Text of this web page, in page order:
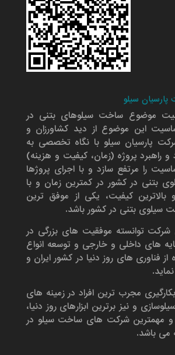
سیلو
موضوع ساخت سیلوهای بتنی در
این موضوع از دید کشاورزان و
شرکت پارسیان سیلو با نگاه تخصصی به
و راهبرد پروژه (زمان، کیفیت و هزینه)
را مرتفع سازد و با اجرای پروژها
بتنی در کشور در کمترین زمان و با
بالاترین کیفیت، یکی از موفق ترین
بتنی در کشور باشد.
شرکت توانسته موفقیت های بزرگی در
های داخلی و خارجی و توسعه انواع
از فناوری های روز دنیا در کشور ایران و
مجرب ترین افراد در زمینه های
و نیز برترین ابزارهای روز دنیا،
و مهمترین شرکت های ساخت سیلو در
می باشد.